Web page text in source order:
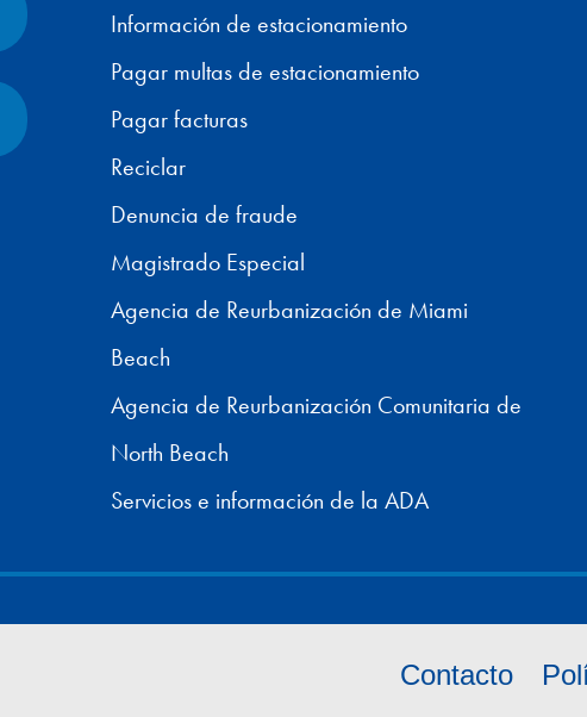
Información de estacionamiento
Pagar multas de estacionamiento
Pagar facturas
Reciclar
Denuncia de fraude
Magistrado Especial
Agencia de Reurbanización de Miami
Beach
Agencia de Reurbanización Comunitaria de
North Beach
Servicios e información de la ADA
Contacto